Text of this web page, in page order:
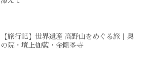
【旅行記】世界遺産 高野山をめぐる旅｜奥
の院・壇上伽藍・金剛峯寺